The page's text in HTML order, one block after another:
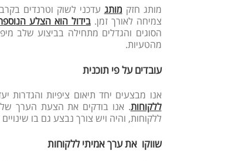
מותג חזק מותג עדכני לשוק וטרנדים
צמיחה לאורך זמן.בידול הוא הצלע
הסוגים והגדלים מתחילה בביצוע שלב
מהטעיות.
עובדים על פי תוכנית
אנו מבצעים יחד תיאום ציפיות
ללקוחות. אנו בודקים את הצעת הערך של
ללקוחות, והיה ויש צורך נבצע גם בו
שווקו את ערך אמיתי ללקוחות